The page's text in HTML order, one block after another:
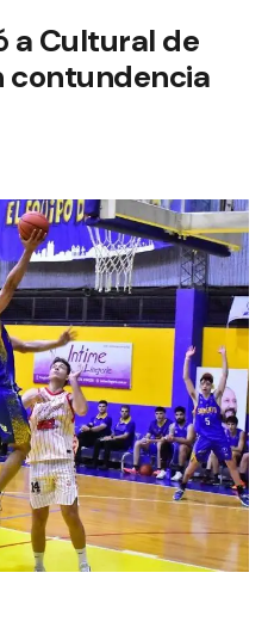
a Cultural de
contundencia